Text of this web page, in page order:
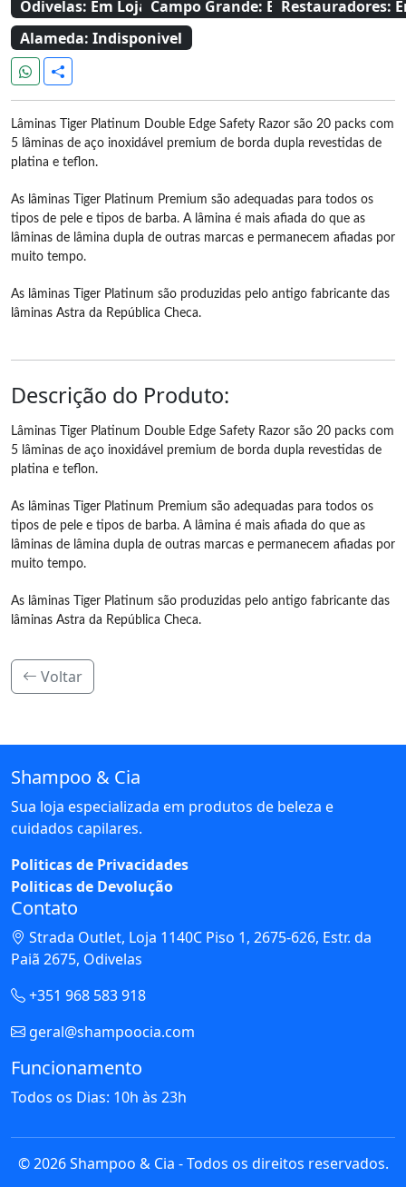
Odivelas: Em Loja Campo Grande: Em Loja
Restauradores:
Alameda: Indisponivel
Lâminas Tiger Platinum Double Edge Safety Razor são 20 packs com
5 lâminas de aço inoxidável premium de borda dupla revestidas de
platina e teflon.
As lâminas Tiger Platinum Premium são adequadas para todos os
tipos de pele e tipos de barba. A lâmina é mais afiada do que as
lâminas de lâmina dupla de outras marcas e permanecem afiadas por
muito tempo.
As lâminas Tiger Platinum são produzidas pelo antigo fabricante das
lâminas Astra da República Checa.
Descrição do Produto:
Lâminas Tiger Platinum Double Edge Safety Razor são 20 packs com
5 lâminas de aço inoxidável premium de borda dupla revestidas de
platina e teflon.
As lâminas Tiger Platinum Premium são adequadas para todos os
tipos de pele e tipos de barba. A lâmina é mais afiada do que as
lâminas de lâmina dupla de outras marcas e permanecem afiadas por
muito tempo.
As lâminas Tiger Platinum são produzidas pelo antigo fabricante das
lâminas Astra da República Checa.
Voltar
Shampoo & Cia
Sua loja especializada em produtos de beleza e
cuidados capilares.
Politicas de Privacidades
Politicas de Devolução
Contato
Strada Outlet, Loja 1140C Piso 1, 2675-626, Estr. da
Paiã 2675, Odivelas
+351 968 583 918
geral@shampoocia.com
Funcionamento
Todos os Dias: 10h às 23h
© 2026 Shampoo & Cia - Todos os direitos reservados.